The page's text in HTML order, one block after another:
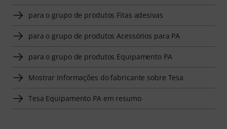
para o grupo de produtos Fitas adesivas
para o grupo de produtos Acessórios para PA
para o grupo de produtos Equipamento PA
Mostrar Informações do fabricante sobre Tesa
Tesa Equipamento PA em resumo